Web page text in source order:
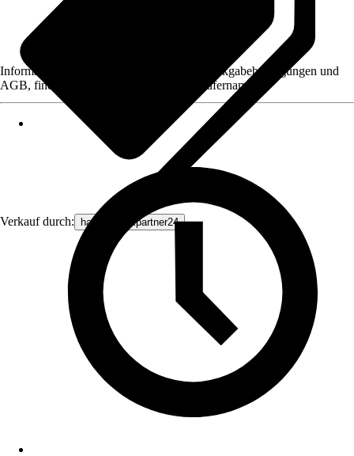
Verkauf durch: haustechnikpartner24
Informationen des Verkäufers, wie z. B. Rückgabebedingungen und
AGB, finden Sie bei Klick auf den Verkäufernamen.